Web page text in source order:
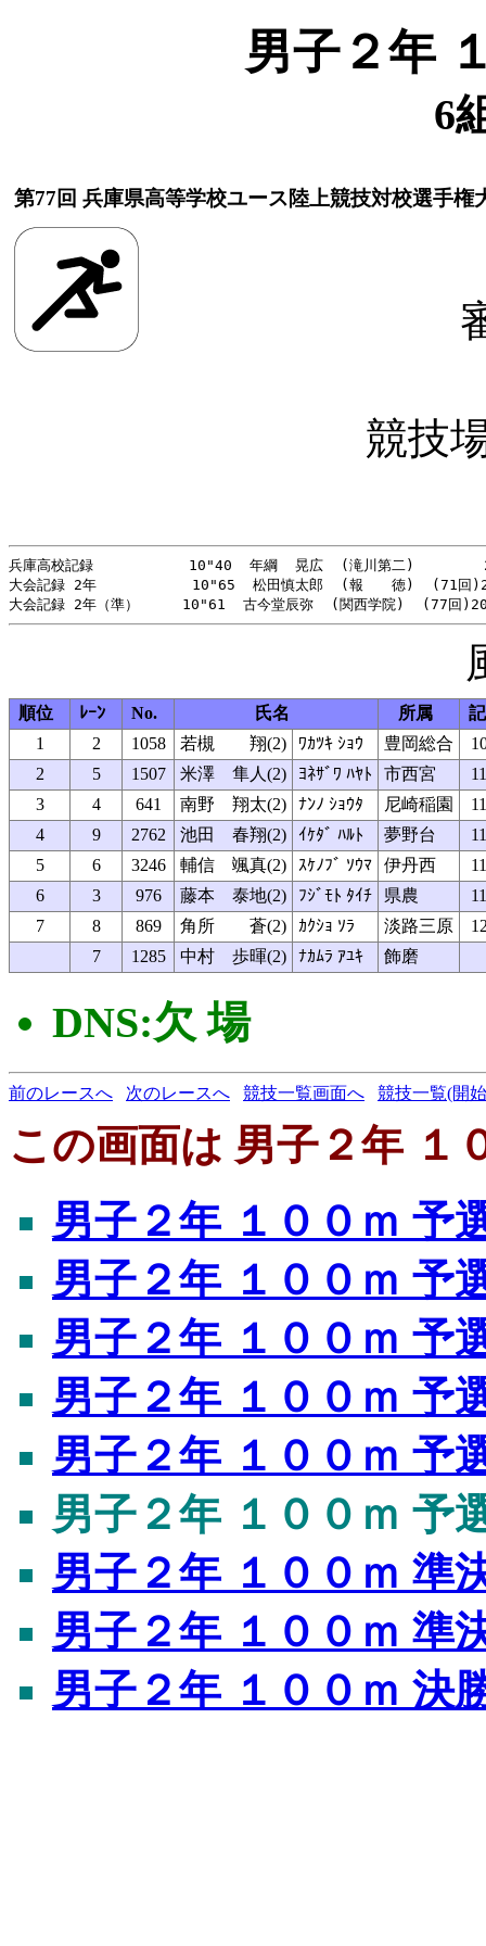
男子２年
6
第77回 兵庫県高等学校ユース陸上競技対校選手権
競技
兵庫高校記録           10"40  年綱  晃広  (滝川第二)
大会記録 2年           10"65  松田慎太郎  (報　　徳)  (71回
順位 ﾚｰﾝ No. 氏名 所属
1
2 1058 若槻 翔(2) ﾜｶﾂｷ ｼｮｳ 豊岡総合
2
5 1507 米澤 隼人(2) ﾖﾈｻﾞﾜ ﾊﾔﾄ 市西宮
3
4 641 南野 翔太(2) ﾅﾝﾉ ｼｮｳﾀ 尼崎稲園
4
9 2762 池田 春翔(2) ｲｹﾀﾞ ﾊﾙﾄ 夢野台
5
6 3246 輔信 颯真(2) ｽｹﾉﾌﾞ ｿｳﾏ 伊丹西
6
3 976 藤本 泰地(2) ﾌｼﾞﾓﾄ ﾀｲﾁ 県農
7
8 869 角所 蒼(2) ｶｸｼｮ ｿﾗ 淡路三原
7
1285 中村 歩暉(2) ﾅｶﾑﾗ ｱﾕｷ 飾磨
DNS:欠 場
前のレースへ 次のレースへ 競技一覧画面へ 競技一覧(開
この画面は 男子２年 １
男子２年 １００ｍ 予
男子２年 １００ｍ 予
男子２年 １００ｍ 予
男子２年 １００ｍ 予
男子２年 １００ｍ 予
男子２年 １００ｍ 予
男子２年 １００ｍ 準
男子２年 １００ｍ 準
男子２年 １００ｍ 決